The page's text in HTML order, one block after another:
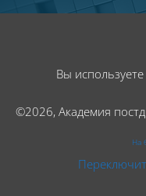
Вы используете
©2026, Академия
На